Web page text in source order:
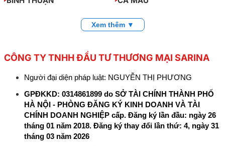
Xem thêm ▼
CÔNG TY TNHH ĐẦU TƯ THƯƠNG MẠI SARINA
Người đại diện pháp luật: NGUYỄN THỊ PHƯƠNG
GPĐKKD: 0314861899 do SỞ TÀI CHÍNH THÀNH PHỐ
HÀ NỘI - PHÒNG ĐĂNG KÝ KINH DOANH VÀ TÀI
CHÍNH DOANH NGHIỆP cấp. Đăng ký lần đầu: ngày 26
tháng 01 năm 2018. Đăng ký thay đổi lần thứ: 4, ngày 31
tháng 03 năm 2026